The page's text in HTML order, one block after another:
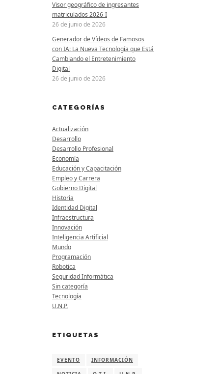
Visor geográfico de ingresantes
matriculados 2026-I
26 de junio de 2026
Generador de Vídeos de Famosos
con IA: La Nueva Tecnología que Está
Cambiando el Entretenimiento
Digital
26 de junio de 2026
CATEGORÍAS
Actualización
Desarrollo
Desarrollo Profesional
Economía
Educación y Capacitación
Empleo y Carrera
Gobierno Digital
Historia
Identidad Digital
Infraestructura
Innovación
Inteligencia Artificial
Mundo
Programación
Robotica
Seguridad Informática
Sin categoría
Tecnología
U.N.P.
ETIQUETAS
EVENTO INFORMACIÓN